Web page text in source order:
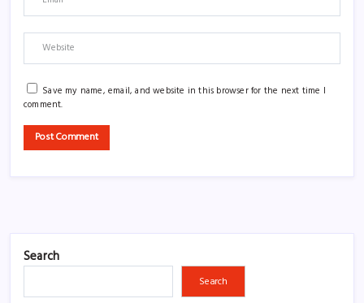
Save my name, email, and website in this browser for the next time I
comment.
Search
Search